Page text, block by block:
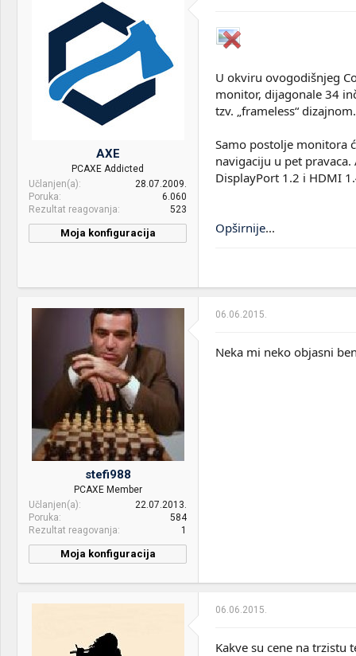
p
o
e
t
a
e
AXE
PCAXE Addicted
Učlanjen(a)
28.07.2009.
Poruka
6.060
Rezultat reagovanja
523
Moja konfiguracija
U okviru ovogodišnjeg
monitor, dijagonale 34
tzv. „frameless“ dizajnom.
Samo postolje monitora
navigaciju u pet
DisplayPort 1.2 i HDMI
Opširnije...
stefi988
PCAXE Member
Učlanjen(a)
22.07.2013.
Poruka
584
Rezultat reagovanja
1
Moja konfiguracija
Name:
Intel Core i5-2430M 2,4GHz
Motherboard:
06.06.2015.
Neka mi neko objasni
06.06.2015.
Kakve su cene na